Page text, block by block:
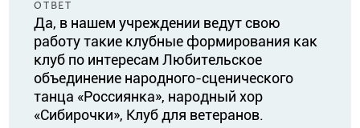
ОТВЕТ
Да, в нашем учреждении ведут свою
работу такие клубные формирования как
клуб по интересам Любительское
объединение народного-сценического
танца «Россиянка», народный хор
«Сибирочки», Клуб для ветеранов.